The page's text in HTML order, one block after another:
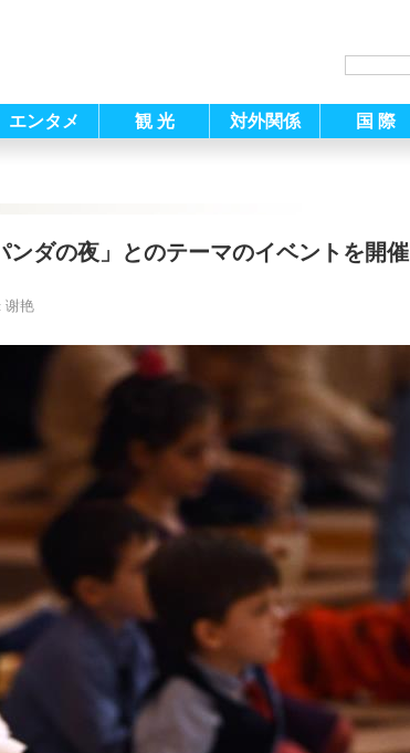
エンタメ 観 光 対外関係 国 際
ンダの夜」とのテーマのイベントを開催
谢艳